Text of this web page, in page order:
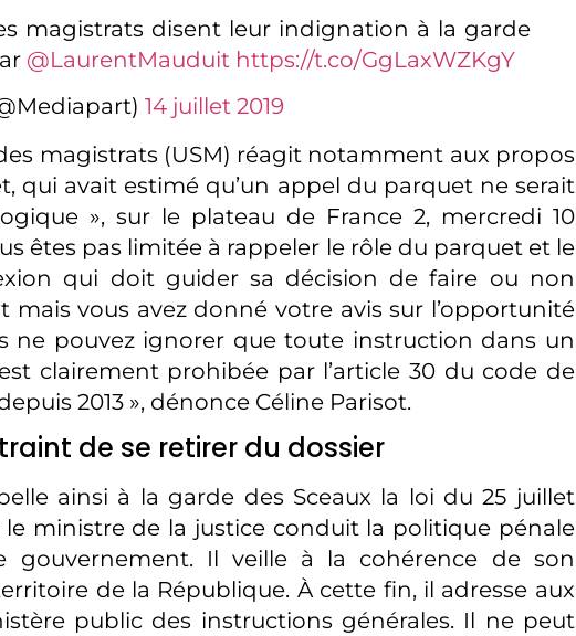
magistrats disent leur indignation à la garde
@LaurentMauduit https://t.co/GgLaxWZKgY
14 juillet 2019
magistrats (USM) réagit notamment aux propos
qui avait estimé qu’un appel du parquet ne serait
», sur le plateau de France 2, mercredi 10
êtes pas limitée à rappeler le rôle du parquet et le
qui doit guider sa décision de faire ou non
mais vous avez donné votre avis sur l’opportunité
ne pouvez ignorer que toute instruction dans un
clairement prohibée par l’article 30 du code de
2013 », dénonce Céline Parisot.
de se retirer du dossier
ainsi à la garde des Sceaux la loi du 25 juillet
le ministre de la justice conduit la politique pénale
gouvernement. Il veille à la cohérence de son
de la République. À cette fin, il adresse aux
public des instructions générales. Il ne peut